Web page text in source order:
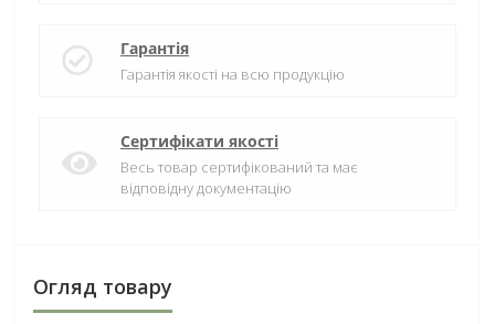
Гарантія
Гарантія якості на всю продукцію
Сертифікати якості
Весь товар сертифікований та має
відповідну документацію
Огляд товару